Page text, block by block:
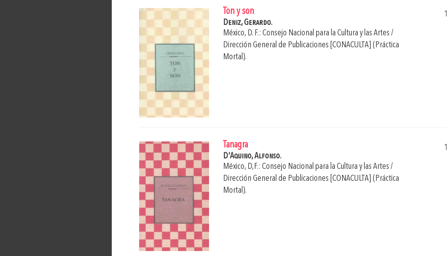
Ton y son
Deniz, Gerardo.
México, D. F.: Consejo Nacional para la Cultura y las Artes /
Dirección General de Publicaciones [CONACULTA] (Práctica
Mortal).
Tanagra
D'Aquino, Alfonso.
México, D,F.: Consejo Nacional para la Cultura y las Artes /
Dirección General de Publicaciones [CONACULTA] (Práctica
Mortal).